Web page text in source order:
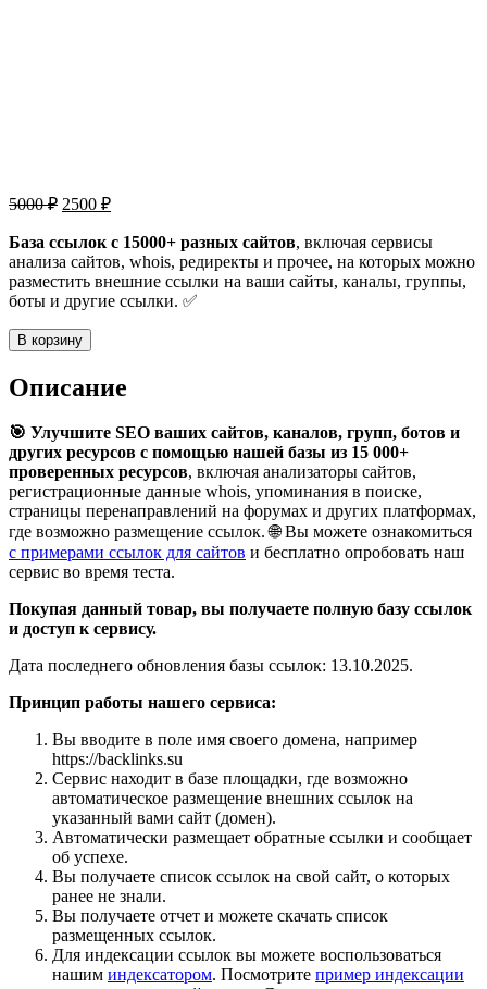
5000₽ Первоначальная
составляла
5000 ₽.
2500 ₽Текущая
2500 ₽.
База ссылок с 15000+ разных сайтов, включая сервисы
анализа сайтов, whois, редиректы и прочее, на которых можно
разместить внешние ссылки на ваши сайты, каналы, группы,
боты и другие ссылки. ✅
Количество
товара
База
15000+
для
продвижения
сайтов,
каналов,
групп,
ботов
и
т.
В корзину
Описание
🎯 Улучшите SEO ваших сайтов, каналов, групп, ботов и
других ресурсов с помощью нашей базы из 15 000+
проверенных ресурсов, включая анализаторы сайтов,
регистрационные данные whois, упоминания в поиске,
страницы перенаправлений на форумах и других платформах,
где возможно размещение ссылок. 🌐Вы можете ознакомиться
с примерами ссылок для сайтов и бесплатно опробовать наш
сервис во время теста.
Покупая данный товар, вы получаете полную базу ссылок
и доступ к сервису.
Дата последнего обновления базы ссылок: 13.10.2025.
Принцип работы нашего сервиса:
Вы вводите в поле имя своего домена, например
https://backlinks.su
Сервис находит в базе площадки, где возможно
автоматическое размещение внешних ссылок на
указанный вами сайт (домен).
Автоматически размещает обратные ссылки и сообщает
об успехе.
Вы получаете список ссылок на свой сайт, о которых
ранее не знали.
Вы получаете отчет и можете скачать список
размещенных ссылок.
Для индексации ссылок вы можете воспользоваться
нашим индексатором. Посмотрите пример индексации